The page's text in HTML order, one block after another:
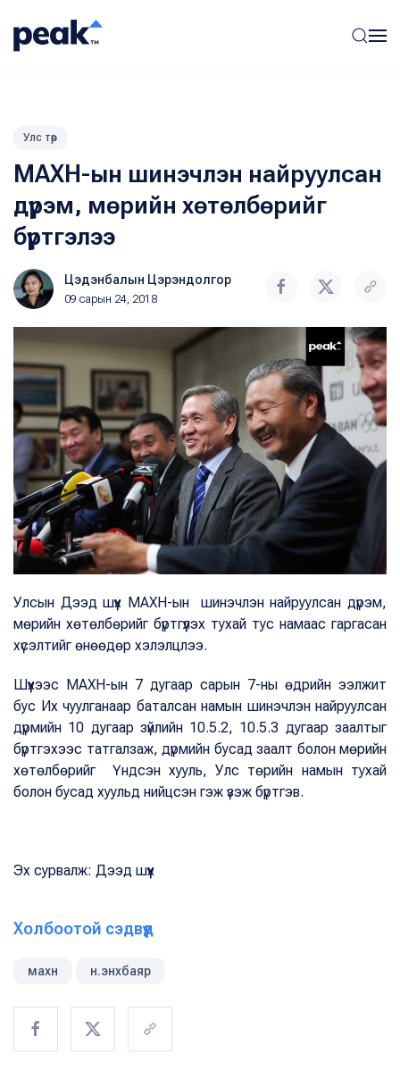
Улс төр
МАХН-ын шинэчлэн найруулсан
дүрэм, мөрийн хөтөлбөрийг
бүртгэлээ
Цэдэнбалын Цэрэндолгор
09 сарын 24, 2018
Улсын Дээд шүүх МАХН-ын шинэчлэн найруулсан дүрэм,
мөрийн хөтөлбөрийг бүртгүүлэх тухай тус намаас гаргасан
хүсэлтийг өнөөдөр хэлэлцлээ.
Шүүхээс МАХН-ын 7 дугаар сарын 7-ны өдрийн ээлжит
бус Их чуулганаар баталсан намын шинэчлэн найруулсан
дүрмийн 10 дугаар зүйлийн 10.5.2, 10.5.3 дугаар заалтыг
бүртгэхээс татгалзаж, дүрмийн бусад заалт болон мөрийн
хөтөлбөрийг Үндсэн хууль, Улс төрийн намын тухай
болон бусад хуульд нийцсэн гэж үзэж бүртгэв.
Эх сурвалж: Дээд шүүх
Холбоотой сэдвүүд
махн н.энхбаяр